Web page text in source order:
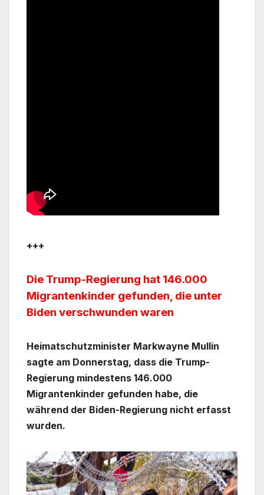
+++
Die Trump-Regierung hat 146.000
Migrantenkinder gefunden, die unter
Biden verschwunden waren
Heimatschutzminister Markwayne Mullin
sagte am Donnerstag, dass die Trump-
Regierung mindestens 146.000
Migrantenkinder gefunden habe, die
während der Biden-Regierung nicht erfasst
wurden.